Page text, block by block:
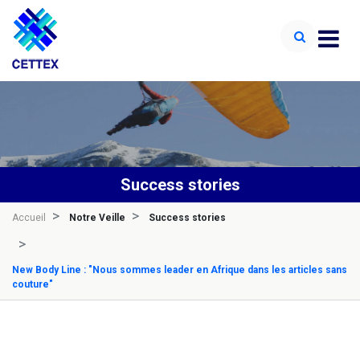
Success stories
Accueil Notre Veille Success stories
New Body Line : "Nous sommes leader en Afrique dans les articles sans
couture"